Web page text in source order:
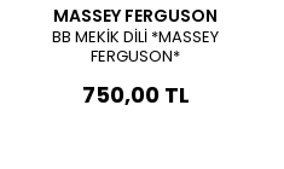
MASSEY FERGUSON
BB MEKİK DİLİ *MASSEY
FERGUSON*
750,00 TL